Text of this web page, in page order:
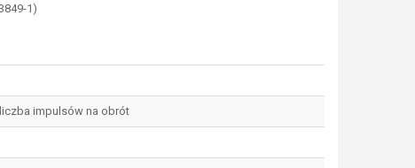
1)
impulsów na obrót